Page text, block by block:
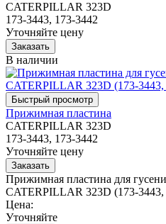
CATERPILLAR 323D
173-3443, 173-3442
Уточняйте цену
В наличии
Прижимная пластина
CATERPILLAR 323D
173-3443, 173-3442
Уточняйте цену
Прижимная пластина для
CATERPILLAR 323D (173-3443,
Цена:
Уточняйте